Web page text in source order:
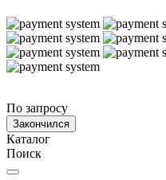
По запросу
Закончился
Каталог
Поиск